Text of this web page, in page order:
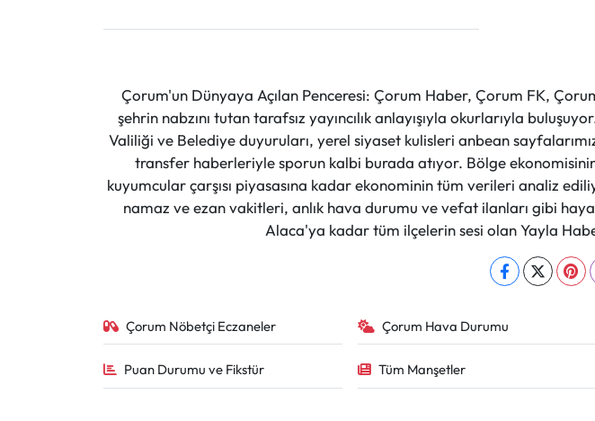
Çorum'un Dünyaya Açılan Penceresi: Çorum Haber, Çorum FK,
şehrin nabzını tutan tarafsız yayıncılık anlayışıyla okurlarıyla
Valiliği ve Belediye duyuruları, yerel siyaset kulisleri anbean
transfer haberleriyle sporun kalbi burada atıyor. Bölge
kuyumcular çarşısı piyasasına kadar ekonominin tüm verileri analiz
namaz ve ezan vakitleri, anlık hava durumu ve vefat ilanları gibi
Alaca'ya kadar tüm ilçelerin sesi olan Yayla
Çorum Nöbetçi Eczaneler Çorum Hava Durumu
Puan Durumu ve Fikstür Tüm Manşetler